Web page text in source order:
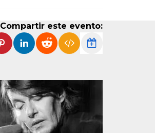
Compartir este evento: